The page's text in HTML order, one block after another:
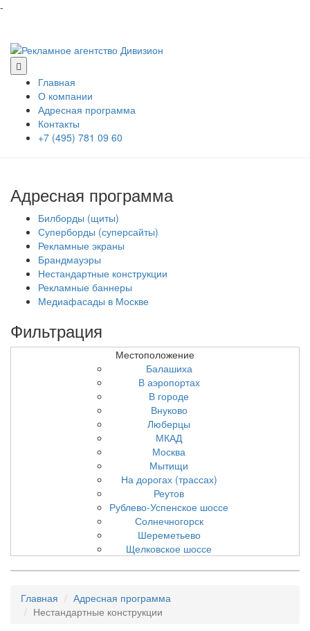
-
Главная
О компании
Адресная программа
Контакты
+7 (495) 781 09 60
Адресная программа
Билборды (щиты)
Суперборды (суперсайты)
Рекламные экраны
Брандмауэры
Нестандартные конструкции
Рекламные баннеры
Медиафасады в Москве
Фильтрация
Местоположение
Балашиха
В аэропортах
В городе
Внуково
Люберцы
МКАД
Москва
Мытищи
На дорогах (трассах)
Реутов
Рублево-Успенское шоссе
Солнечногорск
Шереметьево
Щелковское шоссе
Главная
Адресная программа
Нестандартные конструкции